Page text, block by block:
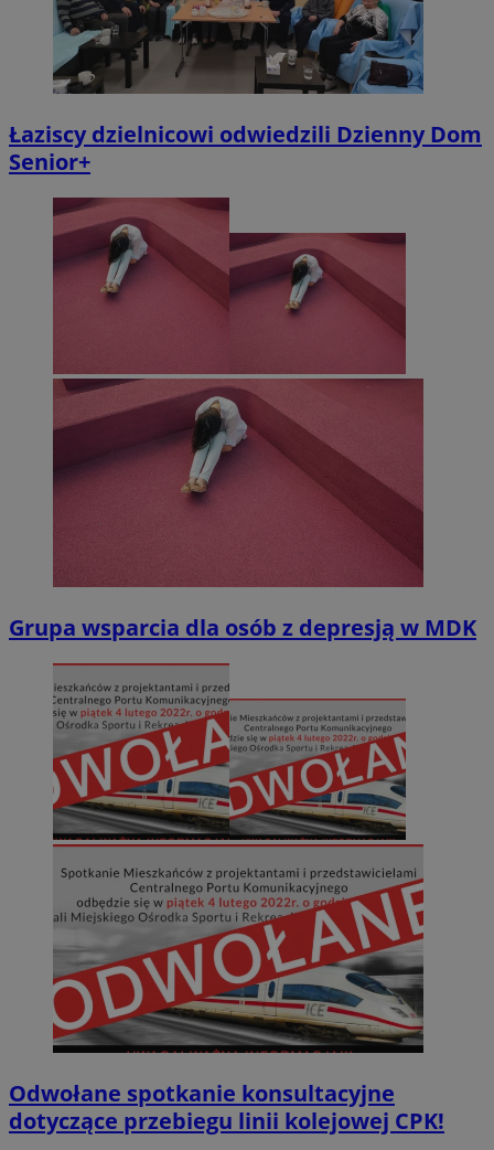
Łaziscy dzielnicowi odwiedzili Dzienny Dom
Senior+
Grupa wsparcia dla osób z depresją w MDK
Odwołane spotkanie konsultacyjne
dotyczące przebiegu linii kolejowej CPK!